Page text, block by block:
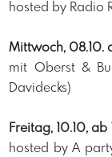
hosted by Radio
Mittwoch, 08.10.
mit Oberst &
Davidecks)
Freitag, 10.10,
hosted by A